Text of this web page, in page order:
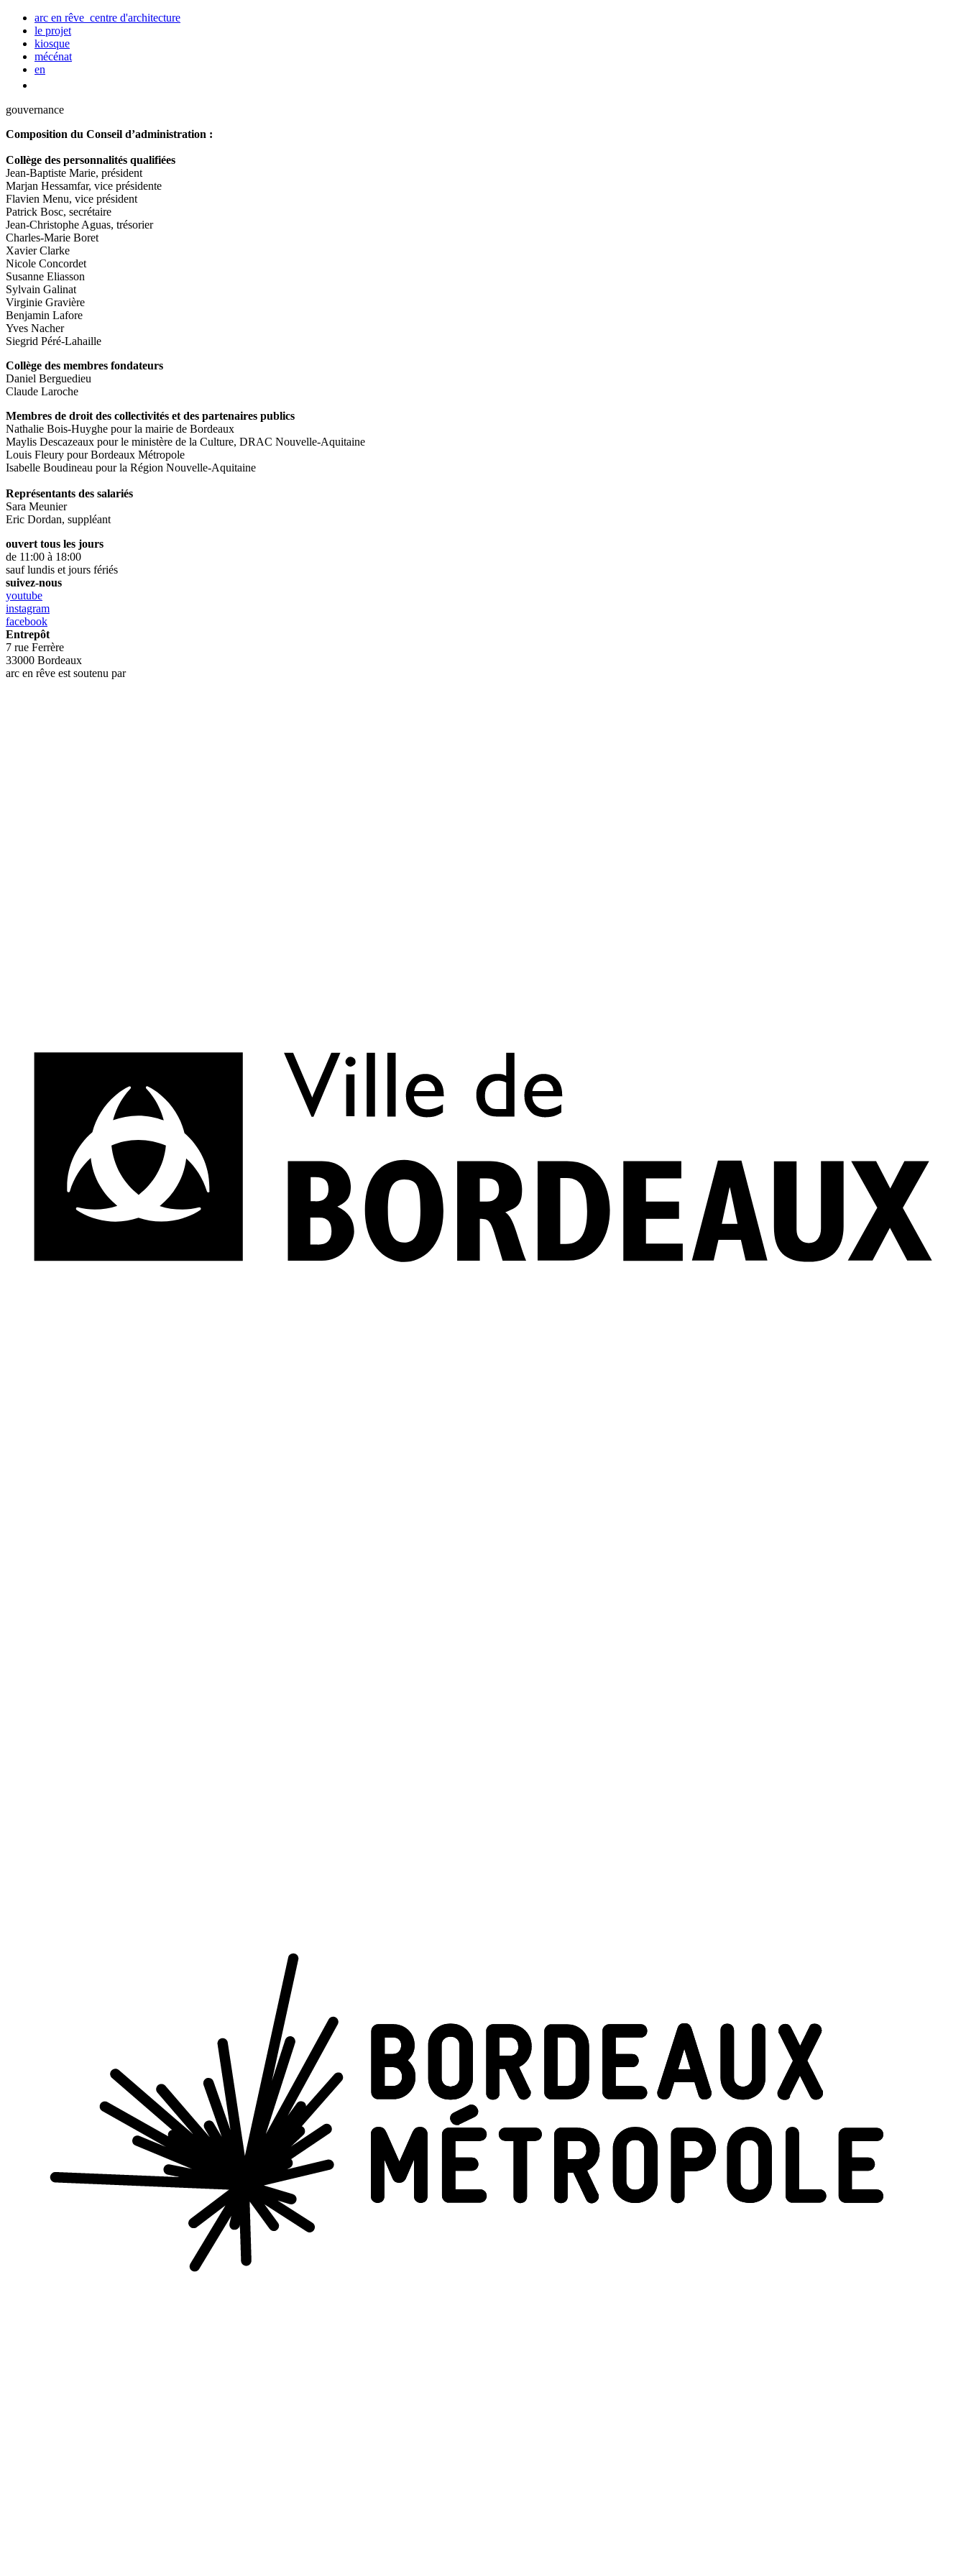
arc en rêve centre d'architecture
le projet
kiosque
mécénat
en
gouvernance
Composition du Conseil d’administration :
Collège des personnalités qualifiées
Jean-Baptiste Marie, président
Marjan Hessamfar, vice présidente
Flavien Menu, vice président
Patrick Bosc, secrétaire
Jean-Christophe Aguas, trésorier
Charles-Marie Boret
Xavier Clarke
Nicole Concordet
Susanne Eliasson
Sylvain Galinat
Virginie Gravière
Benjamin Lafore
Yves Nacher
Siegrid Péré-Lahaille
Collège des membres fondateurs
Daniel Berguedieu
Claude Laroche
Membres de droit des collectivités et des partenaires publics
Nathalie Bois-Huyghe pour la mairie de Bordeaux
Maylis Descazeaux pour le ministère de la Culture, DRAC Nouvelle-Aquitaine
Louis Fleury pour Bordeaux Métropole
Isabelle Boudineau pour la Région Nouvelle-Aquitaine
Représentants des salariés
Sara Meunier
Eric Dordan, suppléant
ouvert tous les jours
de 11:00 à 18:00
sauf lundis et jours fériés
suivez-nous
youtube
instagram
facebook
Entrepôt
7 rue Ferrère
33000 Bordeaux
arc en rêve est soutenu par